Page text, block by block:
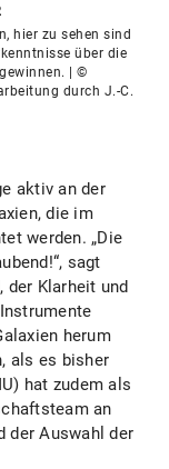
hier zu sehen sind
über die
| ©
durch J.-C.
aktiv an der
die im
werden. „Die
sagt
der Klarheit und
herum
als es bisher
hat zudem als
an
der Auswahl der